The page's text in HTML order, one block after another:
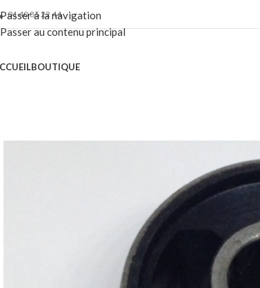
Passer à la navigation
Passer au contenu principal
01 40 86 22 44
BOUTIQUE